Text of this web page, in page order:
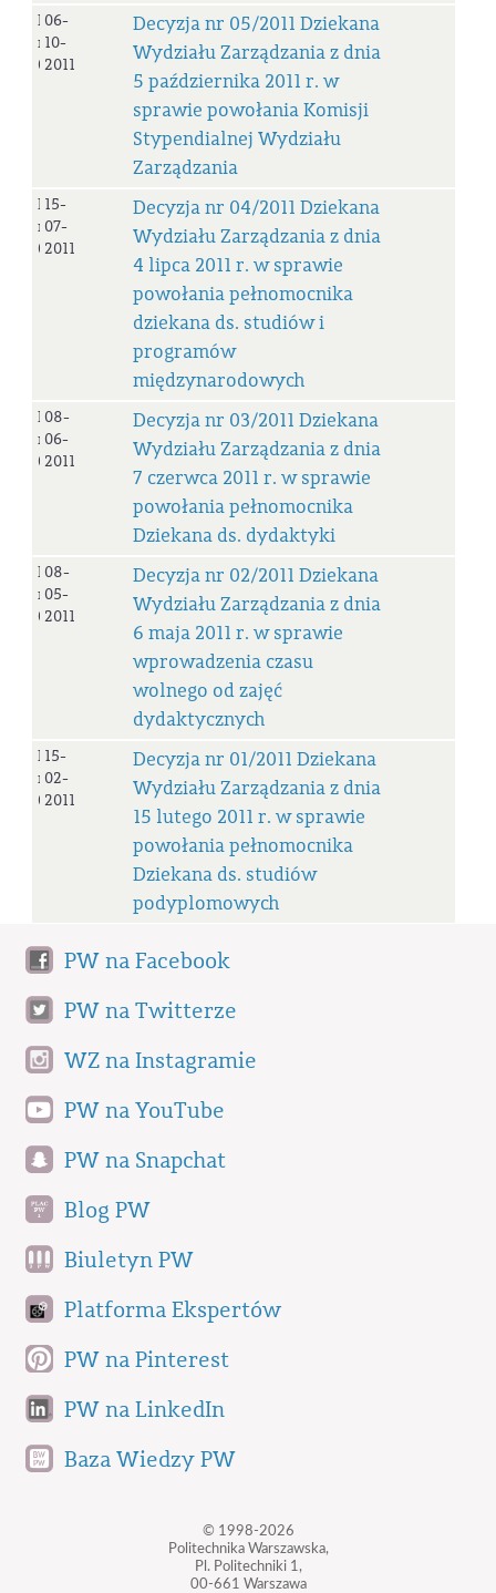
Decyzja
nr
05/2011
06-
10-
2011
Decyzja nr 05/2011 Dziekana
Wydziału Zarządzania z dnia
5 października 2011 r. w
sprawie powołania Komisji
Stypendialnej Wydziału
Zarządzania
Decyzja
nr
04/2011
15-
07-
2011
Decyzja nr 04/2011 Dziekana
Wydziału Zarządzania z dnia
4 lipca 2011 r. w sprawie
powołania pełnomocnika
dziekana ds. studiów i
programów
międzynarodowych
Decyzja
nr
03/2011
08-
06-
2011
Decyzja nr 03/2011 Dziekana
Wydziału Zarządzania z dnia
7 czerwca 2011 r. w sprawie
powołania pełnomocnika
Dziekana ds. dydaktyki
Decyzja
nr
02/2011
08-
05-
2011
Decyzja nr 02/2011 Dziekana
Wydziału Zarządzania z dnia
6 maja 2011 r. w sprawie
wprowadzenia czasu
wolnego od zajęć
dydaktycznych
Decyzja
nr
01/2011
15-
02-
2011
Decyzja nr 01/2011 Dziekana
Wydziału Zarządzania z dnia
15 lutego 2011 r. w sprawie
powołania pełnomocnika
Dziekana ds. studiów
podyplomowych
PW na Facebook
PW na Twitterze
WZ na Instagramie
PW na YouTube
PW na Snapchat
Blog PW
Biuletyn PW
Platforma Ekspertów
PW na Pinterest
PW na LinkedIn
Baza Wiedzy PW
© 1998-2026
Politechnika Warszawska,
Pl. Politechniki 1,
00-661 Warszawa